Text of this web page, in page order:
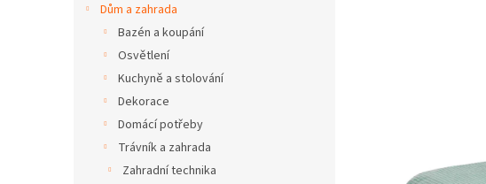
Dům a zahrada
Bazén a koupání
Osvětlení
Kuchyně a stolování
Dekorace
Domácí potřeby
Trávník a zahrada
Zahradní technika